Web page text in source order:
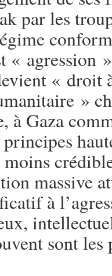
par les
« agression
« droit
»
à Gaza
principes
massive
à
sont les